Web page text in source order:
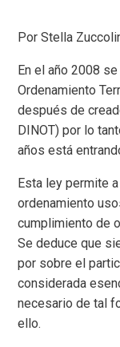
Por Stella
En el año 2008
Ordenamiento
después de
DINOT) por lo
años está
Esta ley permite
ordenamiento
cumplimiento de
Se deduce que
por sobre el
considerada
necesario de tal
ello.